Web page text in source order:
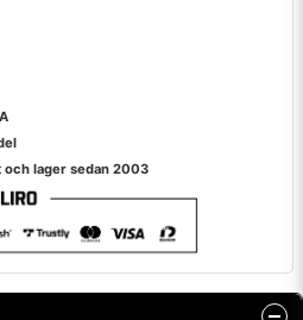
lager sedan 2003